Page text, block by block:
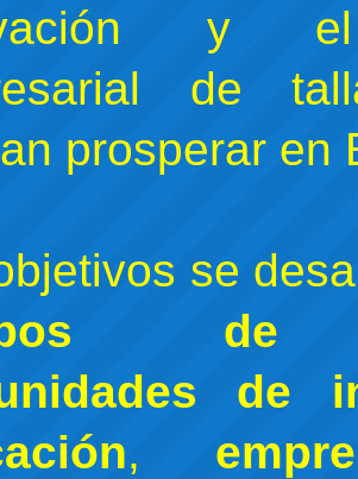
y
de
prosperar en
se
de
de
,